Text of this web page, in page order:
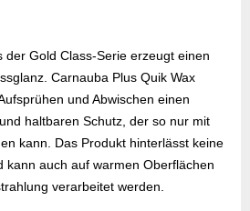
der Gold Class-Serie erzeugt einen
Carnauba Plus Quik Wax
und Abwischen einen
haltbaren Schutz, der so nur mit
kann. Das Produkt hinterlässt keine
kann auch auf warmen Oberflächen
verarbeitet werden.